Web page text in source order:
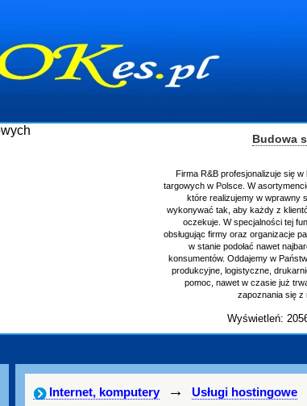
Budowa
Firma R&B profesjonalizuje się
targowych w Polsce. W
które realizujemy w wprawny
wykonywać tak, aby każdy z
oczekuje. W specjalności tej
obsługując firmy oraz organizacje
w stanie podołać nawet
konsumentów. Oddajemy w
produkcyjne, logistyczne,
pomoc, nawet w czasie już
zapoznania się
Wyświetleń:
Internet, komputery → Usługi hostingowe